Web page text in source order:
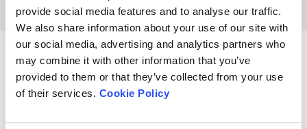
provide social media features and to analyse our traffic.
We also share information about your use of our site with
our social media, advertising and analytics partners who
may combine it with other information that you’ve
provided to them or that they’ve collected from your use
of their services. Cookie Policy
potentiel zêta
Secret de la diffusion
dynamique de la lumière
(DLS) pour l'analyse de la
taille des particules